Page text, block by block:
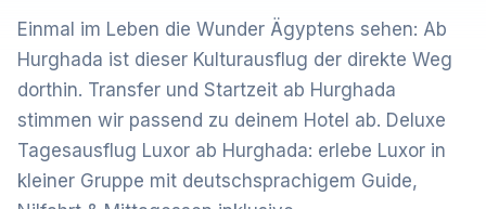
Einmal im Leben die Wunder Ägyptens sehen: Ab
Hurghada ist dieser Kulturausflug der direkte Weg
dorthin. Transfer und Startzeit ab Hurghada
stimmen wir passend zu deinem Hotel ab. Deluxe
Tagesausflug Luxor ab Hurghada: erlebe Luxor in
kleiner Gruppe mit deutschsprachigem Guide,